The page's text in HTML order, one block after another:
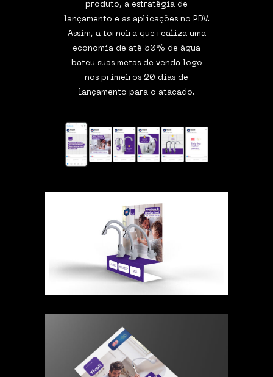
produto, a estratégia de
lançamento e as aplicações no PDV.
Assim, a torneira que realiza uma
economia de até 50% de água
bateu suas metas de venda logo
nos primeiros 20 dias de
lançamento para o atacado.